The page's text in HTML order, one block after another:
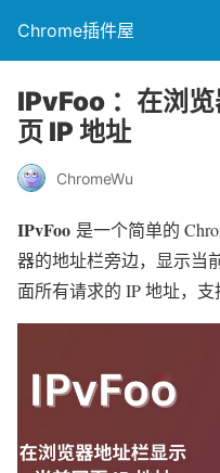
Chrome插件屋
IPvFoo ：在浏
页 IP 地址
ChromeWu
IPvFoo 是一个简单的
器的地址栏旁边，显示当
面所有请求的 IP 地址，支